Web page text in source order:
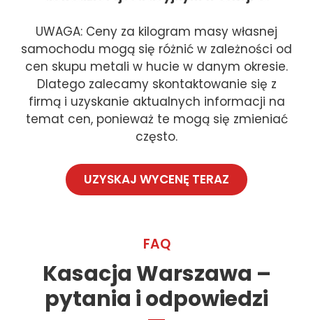
UWAGA: Ceny za kilogram masy własnej
samochodu mogą się różnić w zależności od
cen skupu metali w hucie w danym okresie.
Dlatego zalecamy skontaktowanie się z
firmą i uzyskanie aktualnych informacji na
temat cen, ponieważ te mogą się zmieniać
często.
UZYSKAJ WYCENĘ TERAZ
FAQ
Kasacja Warszawa –
pytania i odpowiedzi